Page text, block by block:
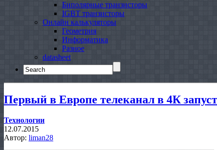
Биполярные транзисторы
IGBT транзисторы
Онлайн калькуляторы
Геометрия
Информатика
Разное
datasheet
Search
for:
Первый в Европе телеканал в 4К
Технологии
12.07.2015
Автор: liman28